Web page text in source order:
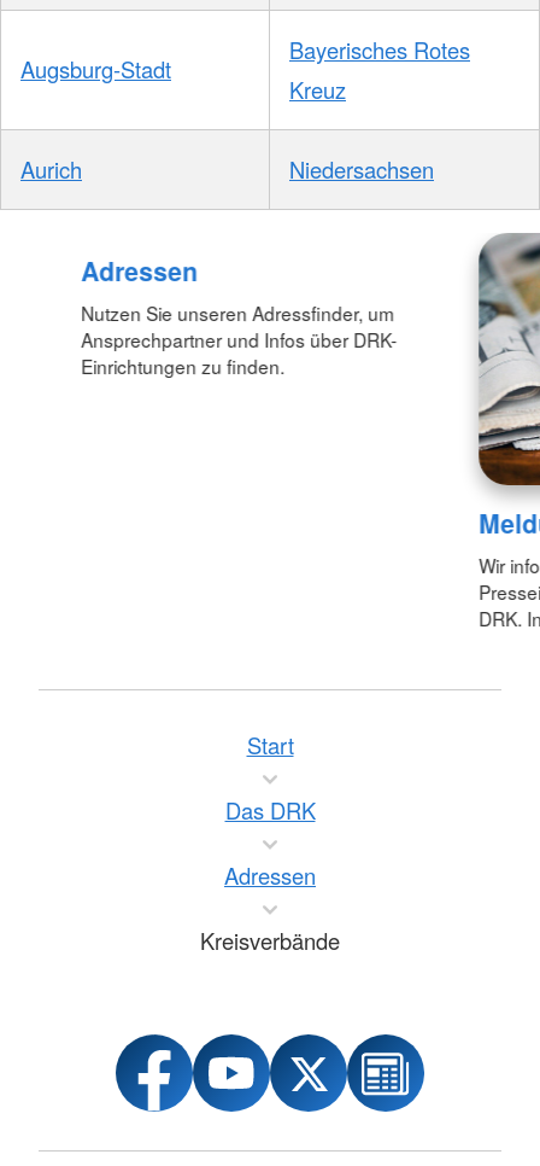
Augsburg-Stadt
Bayerisches Rotes
Kreuz
Aurich Niedersachsen
Foto: A. Zelck / DRKS
Adressen
Nutzen Sie unseren Adressfinder, um
Ansprechpartner und Infos über DRK-
Einrichtungen zu finden.
Wir
DRK.
Start
Das DRK
Adressen
Kreisverbände